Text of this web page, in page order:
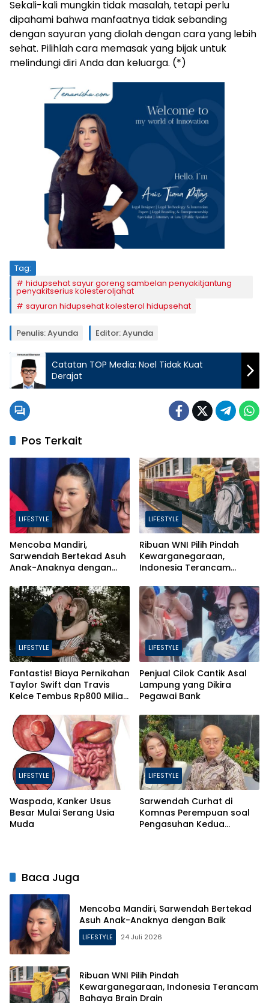
Sekali-kali mungkin tidak masalah, tetapi perlu
dipahami bahwa manfaatnya tidak sebanding
dengan sayuran yang diolah dengan cara yang lebih
sehat. Pilihlah cara memasak yang bijak untuk
melindungi diri Anda dan keluarga. (*)
Tag:
hidupsehat sayur goreng sambelan penyakitjantung
penyakitserius kolesteroljahat
sayuran hidupsehat kolesterol hidupsehat
Penulis: Ayunda Editor: Ayunda
Catatan TOP Media: Noel Tidak Kuat
Derajat
Pos Terkait
LIFESTYLE
Mencoba Mandiri,
Sarwendah Bertekad Asuh
Anak-Anaknya dengan
LIFESTYLE
Ribuan WNI Pilih Pindah
Kewarganegaraan,
Indonesia Terancam
LIFESTYLE
Fantastis! Biaya Pernikahan
Taylor Swift dan Travis
Kelce Tembus Rp800 Miliar,
LIFESTYLE
Penjual Cilok Cantik Asal
Lampung yang Dikira
Pegawai Bank
LIFESTYLE
Waspada, Kanker Usus
Besar Mulai Serang Usia
Muda
LIFESTYLE
Sarwendah Curhat di
Komnas Perempuan soal
Pengasuhan Kedua
Baca Juga
Mencoba Mandiri, Sarwendah Bertekad
Asuh Anak-Anaknya dengan Baik
LIFESTYLE 24 Juli 2026
Ribuan WNI Pilih Pindah
Kewarganegaraan, Indonesia Terancam
Bahaya Brain Drain